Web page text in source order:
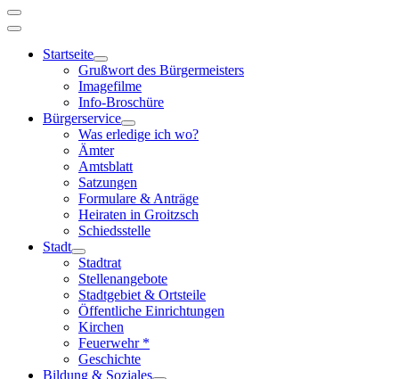
Startseite
Grußwort des Bürgermeisters
Imagefilme
Info-Broschüre
Bürgerservice
Was erledige ich wo?
Ämter
Amtsblatt
Satzungen
Formulare & Anträge
Heiraten in Groitzsch
Schiedsstelle
Stadt
Stadtrat
Stellenangebote
Stadtgebiet & Ortsteile
Öffentliche Einrichtungen
Kirchen
Feuerwehr *
Geschichte
Bildung & Soziales